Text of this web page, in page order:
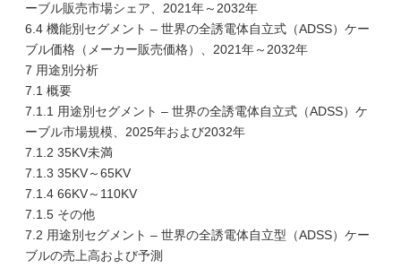
ーブル販売市場シェア、2021年～2032年
6.4 機能別セグメント – 世界の全誘電体自立式（ADSS）ケー
ブル価格（メーカー販売価格）、2021年～2032年
7 用途別分析
7.1 概要
7.1.1 用途別セグメント – 世界の全誘電体自立式（ADSS）ケ
ーブル市場規模、2025年および2032年
7.1.2 35KV未満
7.1.3 35KV～65KV
7.1.4 66KV～110KV
7.1.5 その他
7.2 用途別セグメント – 世界の全誘電体自立型（ADSS）ケー
ブルの売上高および予測